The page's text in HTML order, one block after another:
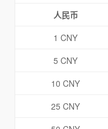
人民币
1 CNY
5 CNY
10 CNY
25 CNY